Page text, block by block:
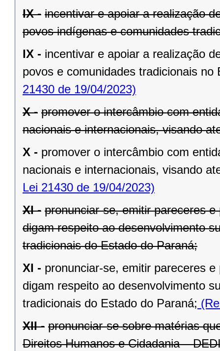
IX - incentivar e apoiar a realização
povos indígenas e comunidades
IX - incentivar e apoiar a realização
povos e comunidades tradicionais no
21430 de 19/04/2023)
X - promover o intercâmbio com
nacionais e internacionais, visando
X - promover o intercâmbio com
nacionais e internacionais, visando
Lei 21430 de 19/04/2023)
XI - pronunciar-se, emitir pareceres
digam respeito ao desenvolvimento
tradicionais do Estado do Paraná;
XI - pronunciar-se, emitir pareceres
digam respeito ao desenvolvimento
tradicionais do Estado do Paraná;
XII - pronunciar-se sobre matérias
Direitos Humanos e Cidadania –